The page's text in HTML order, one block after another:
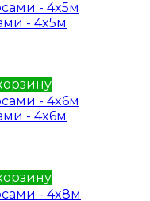
- 4x5м
- 4x6м